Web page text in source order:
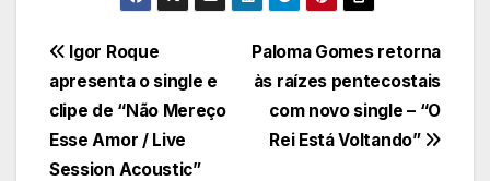
Navegação
de
Post
Paloma Gomes retorna
às raízes pentecostais
com novo single – “O
Rei Está Voltando”
Igor Roque
apresenta o single e
clipe de “Não Mereço
Esse Amor / Live
Session Acoustic”